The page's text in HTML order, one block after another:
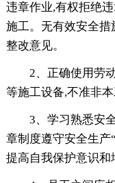
违章作业,有权拒绝
施工。无有效安全措
整改意见。
2、正确使用劳
等施工设备,不准非
3、学习熟悉安
章制度遵守安全生产
提高自我保护意识和